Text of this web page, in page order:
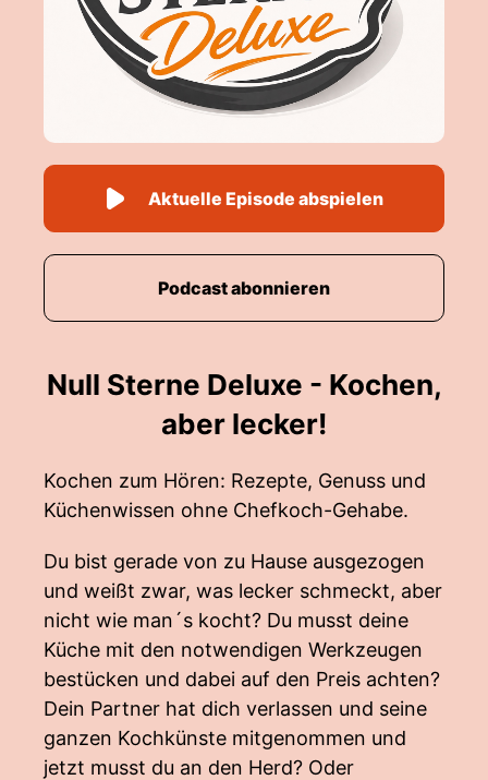
Null Sterne Deluxe - Kochen,
aber lecker!
Kochen zum Hören: Rezepte, Genuss und
Küchenwissen ohne Chefkoch-Gehabe.
Du bist gerade von zu Hause ausgezogen
und weißt zwar, was lecker schmeckt, aber
nicht wie man´s kocht? Du musst deine
Küche mit den notwendigen Werkzeugen
bestücken und dabei auf den Preis achten?
Dein Partner hat dich verlassen und seine
ganzen Kochkünste mitgenommen und
jetzt musst du an den Herd? Oder
Aktuelle Episode abspielen
Podcast abonnieren